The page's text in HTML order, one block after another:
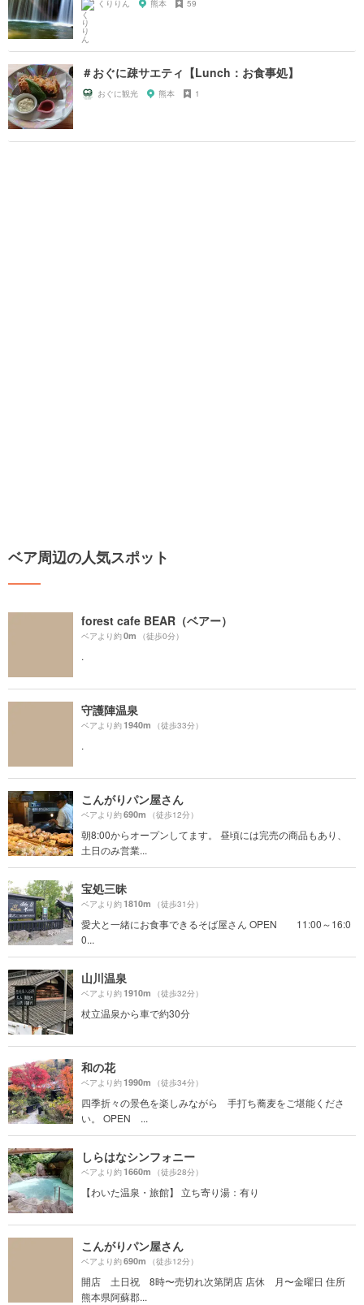
くりりん 熊本 59
＃おぐに疎サエティ【Lunch：お食事処】
おぐに観光 熊本 1
ベア周辺の人気スポット
forest cafe BEAR（ベアー）
ベアより約0m （徒歩0分）
.
守護陣温泉
ベアより約1940m （徒歩33分）
.
こんがりパン屋さん
ベアより約690m （徒歩12分）
朝8:00からオープンしてます。 昼頃には完売の商品もあり、
土日のみ営業...
宝処三昧
ベアより約1810m （徒歩31分）
愛犬と一緒にお食事できるそば屋さん OPEN 11:00～16:0
0...
山川温泉
ベアより約1910m （徒歩32分）
杖立温泉から車で約30分
和の花
ベアより約1990m （徒歩34分）
四季折々の景色を楽しみながら 手打ち蕎麦をご堪能くださ
い。 OPEN ...
しらはなシンフォニー
ベアより約1660m （徒歩28分）
【わいた温泉・旅館】 立ち寄り湯：有り
こんがりパン屋さん
ベアより約690m （徒歩12分）
開店 土日祝 8時〜売切れ次第閉店 店休 月〜金曜日 住所
熊本県阿蘇郡...